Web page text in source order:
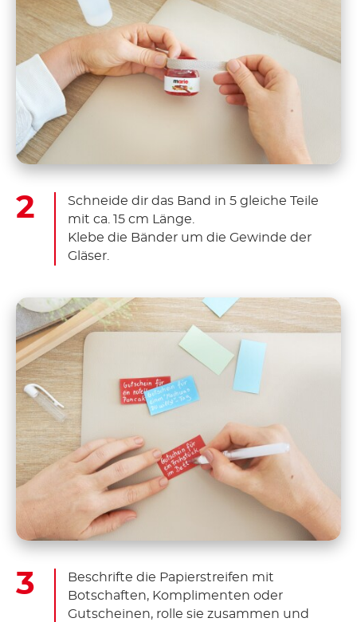
Schneide dir das Band in 5 gleiche Teile
mit ca. 15 cm Länge.
Klebe die Bänder um die Gewinde der
Gläser.
Beschrifte die Papierstreifen mit
Botschaften, Komplimenten oder
Gutscheinen, rolle sie zusammen und